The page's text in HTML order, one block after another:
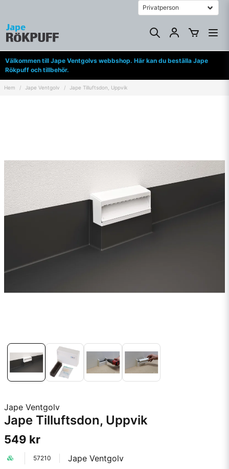
Välkommen till Jape Ventgolvs webbshop. Här kan du beställa Jape
Rökpuff och tillbehör.
Hem Jape Ventgolv Jape Tilluftsdon, Uppvik
Jape Ventgolv
Jape Tilluftsdon, Uppvik
549 kr
57210 Jape Ventgolv